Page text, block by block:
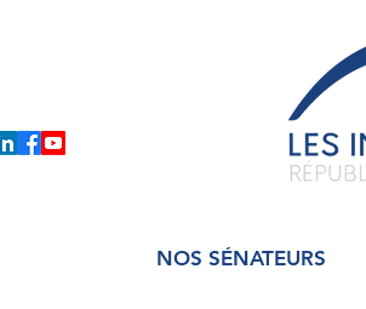
NOS SÉNATEURS